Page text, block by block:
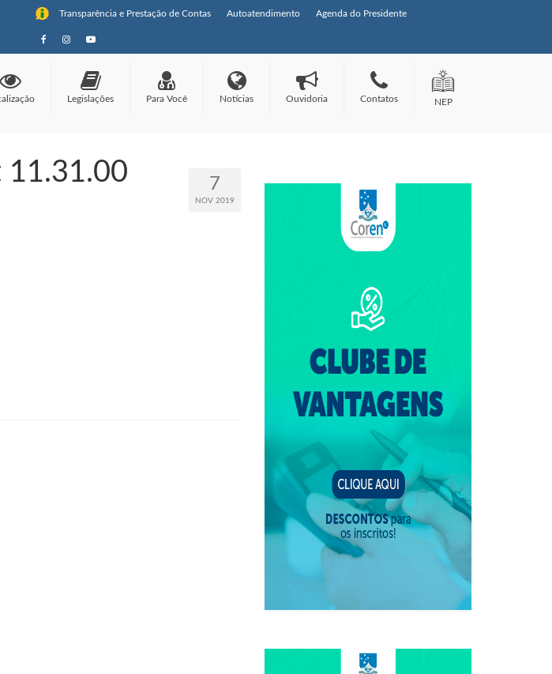
Transparência e Prestação de Contas Autoatendimento Agenda do Presidente
Legislações Para Você Notícias Ouvidoria Contatos NEP
7
NOV 2019
11.31.00